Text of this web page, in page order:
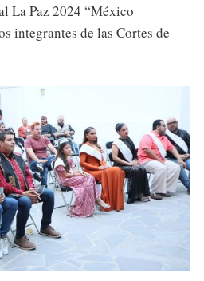
La Paz 2024 “México
integrantes de las Cortes de